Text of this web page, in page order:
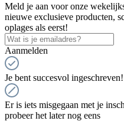
Meld je aan voor onze
nieuwe exclusieve producten,
oplages als eerst!
Aanmelden
Je bent succesvol ingeschreven!
Er is iets misgegaan met je
probeer het later nog eens